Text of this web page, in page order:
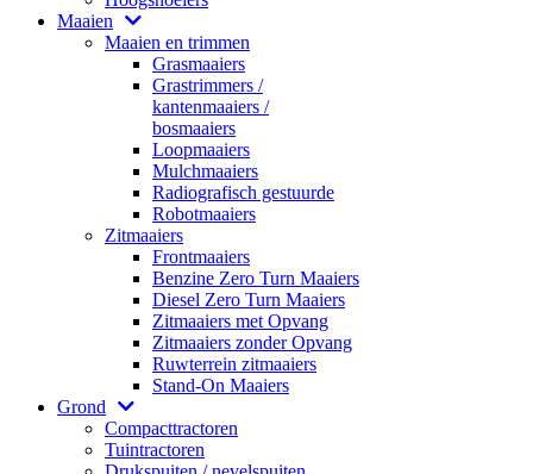
Maaien
Maaien en trimmen
Grasmaaiers
Grastrimmers /
kantenmaaiers /
bosmaaiers
Loopmaaiers
Mulchmaaiers
Radiografisch gestuurde
Robotmaaiers
Zitmaaiers
Frontmaaiers
Benzine Zero Turn Maaiers
Diesel Zero Turn Maaiers
Zitmaaiers met Opvang
Zitmaaiers zonder Opvang
Ruwterrein zitmaaiers
Stand-On Maaiers
Grond
Compacttractoren
Tuintractoren